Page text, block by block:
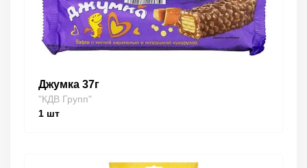
Джумка 37г
"КДВ Групп"
1 шт